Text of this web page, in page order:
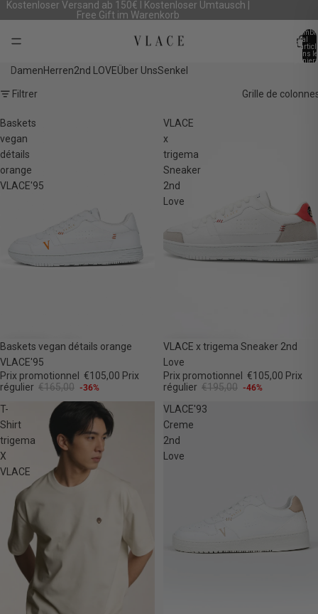
Kostenloser Versand ab 150€ I Kostenloser Umtausch |
Free Gift im Warenkorb
total
dans le
panier:
DamenHerren2nd LOVEÜber UnsSenkel
Filtrer Grille de
Baskets
vegan
détails
orange
VLACE'95
-36%
Baskets vegan détails orange
VLACE'95
Prix promotionnel
€105,00 Prix
régulier €165,00 -36%
VLACE
x
trigema
Sneaker
2nd
Love
-46%
VLACE x trigema Sneaker 2nd
Love
Prix promotionnel
€105,00 Prix
régulier €195,00 -46%
T-
Shirt
trigema
X
VLACE
VLACE'93
Creme
2nd
Love